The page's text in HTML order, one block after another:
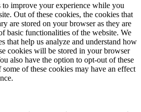
to improve your experience while you
Out of these cookies, the cookies that
are stored on your browser as they are
basic functionalities of the website. We
that help us analyze and understand how
cookies will be stored in your browser
also have the option to opt-out of these
of these cookies may have an effect